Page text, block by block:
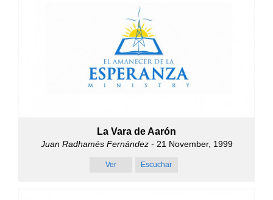
La Vara de Aarón
Juan Radhamés Fernández- 21 November, 1999
Ver Escuchar